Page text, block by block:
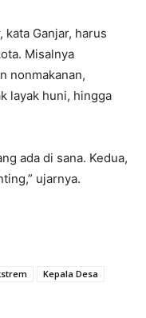
Ganjar, harus
Misalnya
nonmakanan,
layak huni, hingga
ada di sana. Kedua,
ujarnya.
Kepala Desa